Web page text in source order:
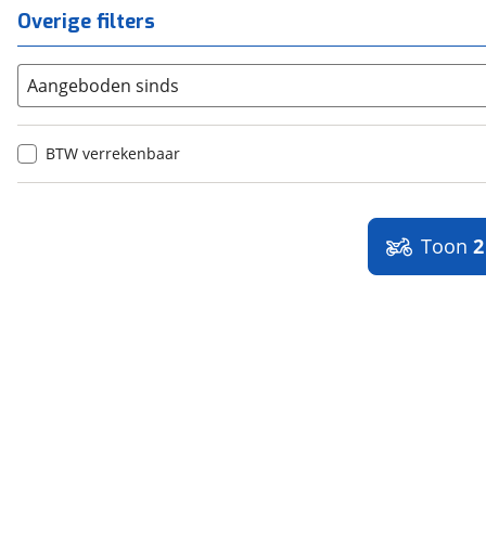
Overige filters
Aangeboden sinds
BTW verrekenbaar
Toon 2